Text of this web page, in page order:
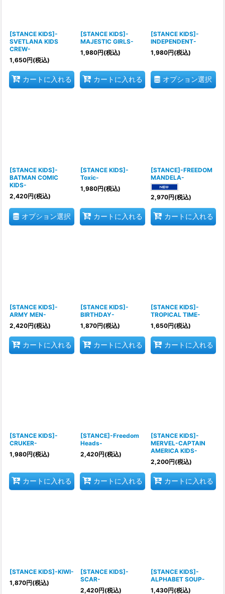
[STANCE KIDS]-
SVETLANA KIDS
CREW-
1,650円(税込)
カートに入れる
[STANCE KIDS]-
MAJESTIC GIRLS-
1,980円(税込)
カートに入れる
[STANCE KIDS]-
INDEPENDENT-
1,980円(税込)
オプション選択
[STANCE KIDS]-
BATMAN COMIC
KIDS-
2,420円(税込)
オプション選択
[STANCE KIDS]-
Toxic-
1,980円(税込)
カートに入れる
[STANCE]-FREEDOM
MANDELA-
2,970円(税込)
カートに入れる
[STANCE KIDS]-
ARMY MEN-
2,420円(税込)
カートに入れる
[STANCE KIDS]-
BIRTHDAY-
1,870円(税込)
カートに入れる
[STANCE KIDS]-
TROPICAL TIME-
1,650円(税込)
カートに入れる
[STANCE KIDS]-
CRUKER-
1,980円(税込)
カートに入れる
[STANCE]-Freedom
Heads-
2,420円(税込)
カートに入れる
[STANCE KIDS]-
MERVEL-CAPTAIN
AMERICA KIDS-
2,200円(税込)
カートに入れる
[STANCE KIDS]-KIWI-
1,870円(税込)
[STANCE KIDS]-
SCAR-
2,420円(税込)
[STANCE KIDS]-
ALPHABET SOUP-
1,430円(税込)